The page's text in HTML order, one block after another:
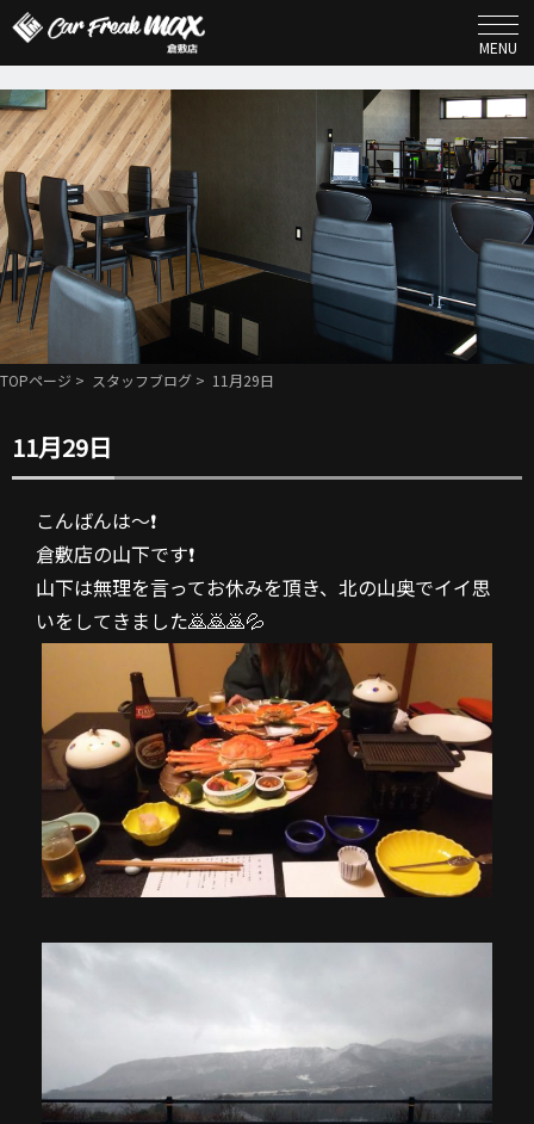
MENU
TOPページ > スタッフブログ > 11月29日
11月29日
こんばんは～❗
倉敷店の山下です❗
山下は無理を言ってお休みを頂き、北の山奥でイイ思
いをしてきました🙇🙇🙇💦